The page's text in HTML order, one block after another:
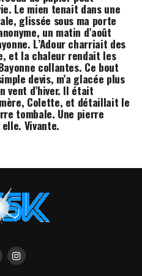
Le mien tenait dans une
glissée sous ma porte
un matin d’août
L’Adour charriait des
et la chaleur rendait les
collantes. Ce bout
devis, m’a glacée plus
vent d’hiver. Il était
Colette, et détaillait le
tombale. Une pierre
Vivante.